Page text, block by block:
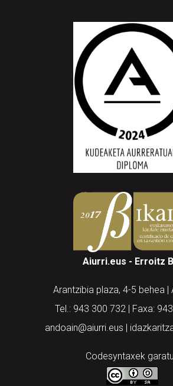
Aiurri.eus - Erroitz
Arantzibia plaza, 4-5 behea |
Tel.: 943 300 732 | Faxa:
andoain@aiurri.eus |
Codesyntaxek